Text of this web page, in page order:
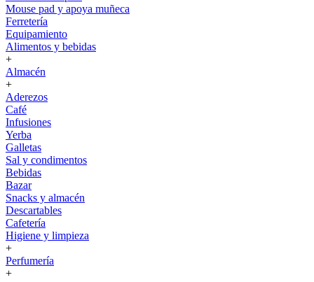
Mouse pad y apoya muñeca
Ferretería
Equipamiento
Alimentos y bebidas
+
Almacén
+
Aderezos
Café
Infusiones
Yerba
Galletas
Sal y condimentos
Bebidas
Bazar
Snacks y almacén
Descartables
Cafetería
Higiene y limpieza
+
Perfumería
+